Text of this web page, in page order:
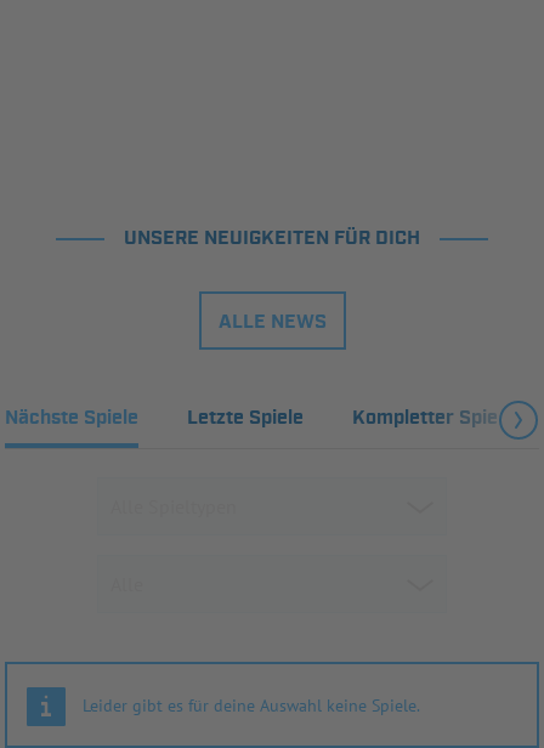
UNSERE NEUIGKEITEN FÜR DICH
ALLE NEWS
Nächste Spiele Letzte Spiele Kompletter Spielplan
Leider gibt es für deine Auswahl keine Spiele.